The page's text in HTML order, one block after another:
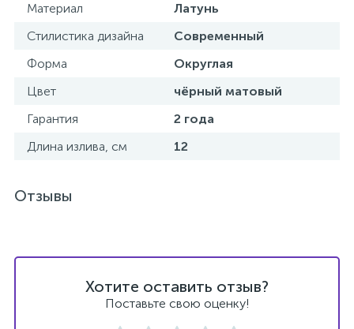
Материал
Латунь
Стилистика дизайна
Современный
Форма
Округлая
Цвет
чёрный матовый
Гарантия
2 года
Длина излива, см
12
Отзывы
Хотите оставить отзыв?
Поставьте свою оценку!